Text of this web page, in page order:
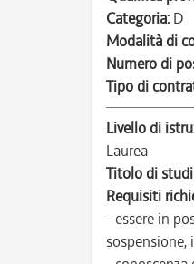
Categoria: D
Modalità di
Numero di
Tipo di
Livello di
Laurea
Titolo di
Requisiti
- essere in
sospensione,